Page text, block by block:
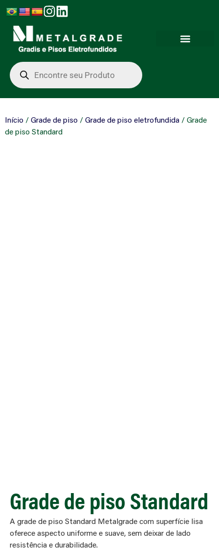
Início /Grade de piso /Grade de piso eletrofundida / Grade
de piso Standard
Grade de piso Standard
A grade de piso Standard Metalgrade com superfície lisa
oferece aspecto uniforme e suave, sem deixar de lado
resistência e durabilidade.